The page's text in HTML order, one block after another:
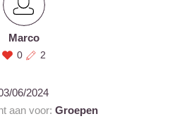
Marco
0 2
06/2024
aan voor: Groepen